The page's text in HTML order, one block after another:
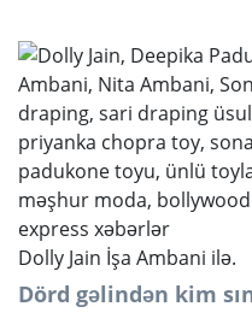
Dolly Jain İşa Ambani ilə.
Dörd gəlindən kim